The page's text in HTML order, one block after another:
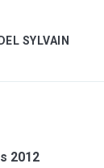
SYLVAIN
2012